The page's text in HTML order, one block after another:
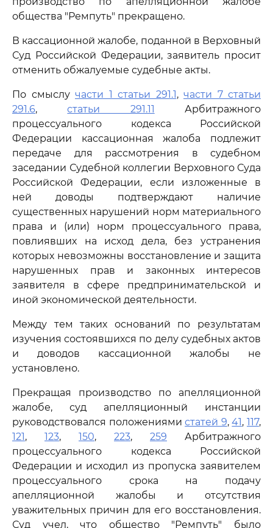
общества "Ремпуть" прекращено.
В кассационной жалобе, поданной в Верховный
Суд Российской Федерации, заявитель просит
отменить обжалуемые судебные акты.
По смыслу части 1 статьи 291.1, части 7 статьи
291.6,статьи 291.11 Арбитражного
процессуального кодекса Российской
Федерации кассационная жалоба подлежит
передаче для рассмотрения в судебном
заседании Судебной коллегии Верховного Суда
Российской Федерации, если изложенные в
ней доводы подтверждают наличие
существенных нарушений норм материального
права и (или) норм процессуального права,
повлиявших на исход дела, без устранения
которых невозможны восстановление и защита
нарушенных прав и законных интересов
заявителя в сфере предпринимательской и
иной экономической деятельности.
Между тем таких оснований по результатам
изучения состоявшихся по делу судебных актов
и доводов кассационной жалобы не
установлено.
Прекращая производство по апелляционной
жалобе, суд апелляционный инстанции
руководствовался положениямистатей 9,41,117,
121, 123, 150, 223, 259 Арбитражного
процессуального кодекса Российской
Федерации и исходил из пропуска заявителем
процессуального срока на подачу
апелляционной жалобы и отсутствия
уважительных причин для его восстановления.
Суд учел, что общество "Ремпуть" было